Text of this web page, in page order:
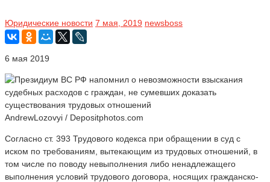
Юридические новости 7 мая, 2019 newsboss
6 мая 2019
AndrewLozovyi / Depositphotos.com
Согласно ст. 393 Трудового кодекса при обращении в суд с
иском по требованиям, вытекающим из трудовых отношений, в
том числе по поводу невыполнения либо ненадлежащего
выполнения условий трудового договора, носящих гражданско-